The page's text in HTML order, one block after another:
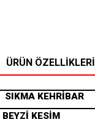
ÜRÜN ÖZELLIKLERI
SIKMA KEHRİBAR
BEYZİ KESİM